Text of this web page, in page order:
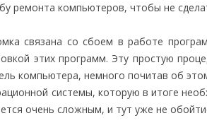
ремонта компьютеров, чтобы не
связана со сбоем в работе
этих программ. Эту простую
компьютера, немного почитав об
системы, которую в итоге
очень сложным, и тут уже не